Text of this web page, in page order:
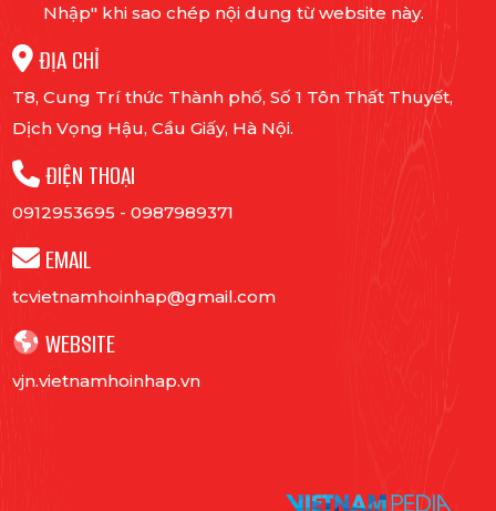
Nhập" khi sao chép nội dung từ website này.
ĐỊA CHỈ
T8, Cung Trí thức Thành phố, Số 1 Tôn Thất Thuyết,
Dịch Vọng Hậu, Cầu Giấy, Hà Nội.
ĐIỆN THOẠI
0912953695 - 0987989371
EMAIL
tcvietnamhoinhap@gmail.com
WEBSITE
vjn.vietnamhoinhap.vn